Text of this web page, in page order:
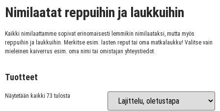
Nimilaatat reppuihin ja laukkuihin
Kaikki nimilaattamme sopivat erinomaisesti lemmikin nimilaataksi, mutta myös
reppuihin ja laukkuihin. Merkitse esim. lasten reput tai oma matkalaukku! Valitse vain
mieleinen kaiverrus esim. oma nimi tai omistajan yhteystiedot.
Tuotteet
Näytetään kaikki 73 tulosta